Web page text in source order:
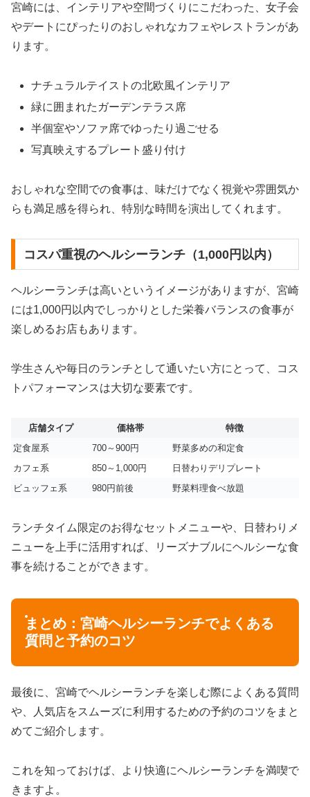
宮崎には、インテリアや空間づくりにこだわった、女子会
やデートにぴったりのおしゃれなカフェやレストランがあ
ります。
ナチュラルテイストの北欧風インテリア
緑に囲まれたガーデンテラス席
半個室やソファ席でゆったり過ごせる
写真映えするプレート盛り付け
おしゃれな空間での食事は、味だけでなく視覚や雰囲気か
らも満足感を得られ、特別な時間を演出してくれます。
コスパ重視のヘルシーランチ（1,000円以内）
ヘルシーランチは高いというイメージがありますが、宮崎
には1,000円以内でしっかりとした栄養バランスの食事が
楽しめるお店もあります。
学生さんや毎日のランチとして通いたい方にとって、コス
トパフォーマンスは大切な要素です。
店舗タイプ 価格帯
特徴
定食屋系
700～900円
野菜多めの和定食
カフェ系
850～1,000円
日替わりデリプレート
ビュッフェ系
980円前後 野菜料理食べ放題
ランチタイム限定のお得なセットメニューや、日替わりメ
ニューを上手に活用すれば、リーズナブルにヘルシーな食
事を続けることができます。
まとめ：宮崎ヘルシーランチでよくある
質問と予約のコツ
最後に、宮崎でヘルシーランチを楽しむ際によくある質問
や、人気店をスムーズに利用するための予約のコツをまと
めてご紹介します。
これを知っておけば、より快適にヘルシーランチを満喫で
きますよ。